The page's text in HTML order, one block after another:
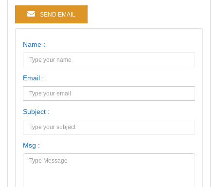
SEND EMAIL
Name :
Email :
Subject :
Msg :